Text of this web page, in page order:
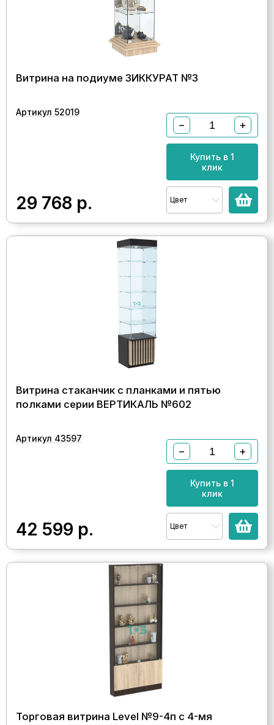
Витрина на подиуме ЗИККУРАТ №3
Артикул 52019
29 768 р.
− +
Купить в 1
клик
Цвет
Витрина стаканчик с планками и пятью
полками серии ВЕРТИКАЛЬ №602
Артикул 43597
42 599 р.
− +
Купить в 1
клик
Цвет
Торговая витрина Level №9-4п с 4-мя